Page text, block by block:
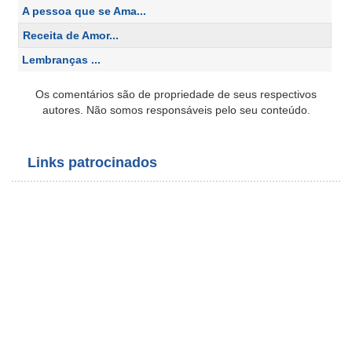
A pessoa que se Ama...
Receita de Amor...
Lembranças ...
Os comentários são de propriedade de seus respectivos
autores. Não somos responsáveis pelo seu conteúdo.
Links patrocinados